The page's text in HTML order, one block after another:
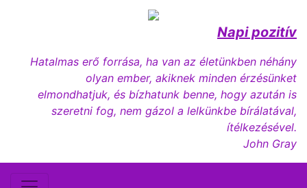
Napi pozitív
Hatalmas erő forrása, ha van az életünkben néhány
olyan ember, akiknek minden érzésünket
elmondhatjuk, és bízhatunk benne, hogy azután is
szeretni fog, nem gázol a lelkünkbe bírálatával,
ítélkezésével.
John Gray